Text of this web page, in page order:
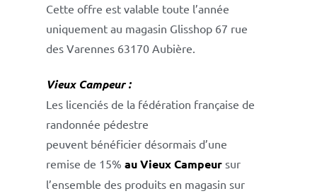
Cette offre est valable toute l’année
uniquement au magasin Glisshop 67 rue
des Varennes 63170 Aubière.
Vieux Campeur :
Les licenciés de la fédération française de
randonnée pédestre
peuvent bénéficier désormais d’une
remise de 15% au Vieux Campeur sur
l’ensemble des produits en magasin sur